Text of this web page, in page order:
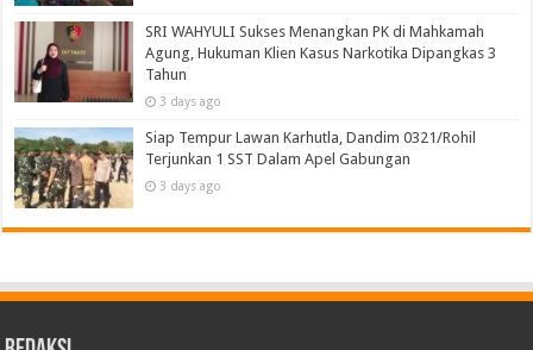
SRI WAHYULI Sukses Menangkan PK di Mahkamah
Agung, Hukuman Klien Kasus Narkotika Dipangkas 3
Tahun
3 days ago
Siap Tempur Lawan Karhutla, Dandim 0321/Rohil
Terjunkan 1 SST Dalam Apel Gabungan
3 days ago